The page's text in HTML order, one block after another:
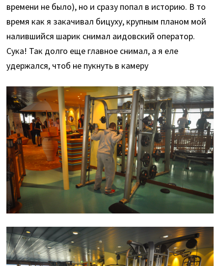
времени не было), но и сразу попал в историю. В то
время как я закачивал бицуху, крупным планом мой
налившийся шарик снимал аидовский оператор.
Сука! Так долго еще главное снимал, а я еле
удержался, чтоб не пукнуть в камеру